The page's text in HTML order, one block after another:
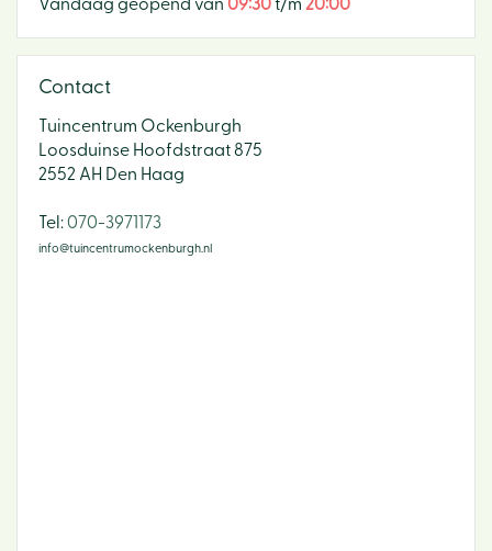
Vandaag geopend van 09:30t/m 20:00
Contact
Tuincentrum Ockenburgh
Loosduinse Hoofdstraat 875
2552 AH Den Haag
​Tel:070-3971173
info@tuincentrumockenburgh.nl